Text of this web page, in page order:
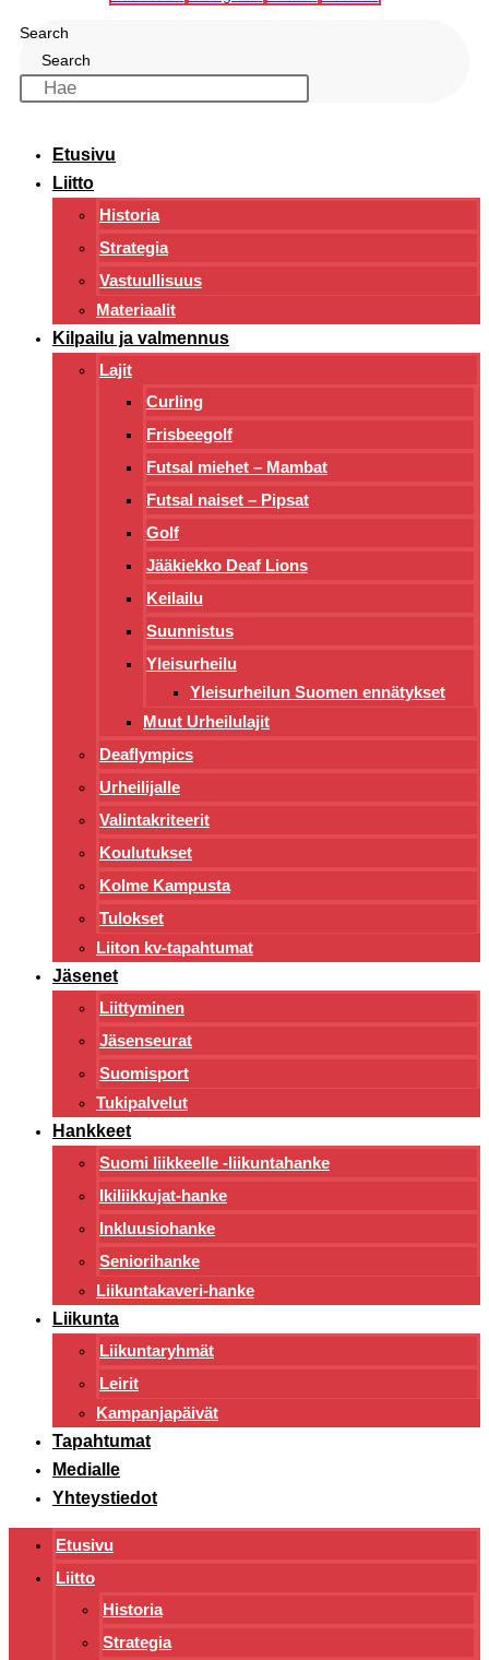
Search
Search
Etusivu
Liitto
Historia
Strategia
Vastuullisuus
Materiaalit
Kilpailu ja valmennus
Lajit
Curling
Frisbeegolf
Futsal miehet – Mambat
Futsal naiset – Pipsat
Golf
Jääkiekko Deaf Lions
Keilailu
Suunnistus
Yleisurheilu
Yleisurheilun Suomen ennätykset
Muut Urheilulajit
Deaflympics
Urheilijalle
Valintakriteerit
Koulutukset
Kolme Kampusta
Tulokset
Liiton kv-tapahtumat
Jäsenet
Liittyminen
Jäsenseurat
Suomisport
Tukipalvelut
Hankkeet
Suomi liikkeelle -liikuntahanke
Ikiliikkujat-hanke
Inkluusiohanke
Seniorihanke
Liikuntakaveri-hanke
Liikunta
Liikuntaryhmät
Leirit
Kampanjapäivät
Tapahtumat
Medialle
Yhteystiedot
Etusivu
Liitto
Historia
Strategia